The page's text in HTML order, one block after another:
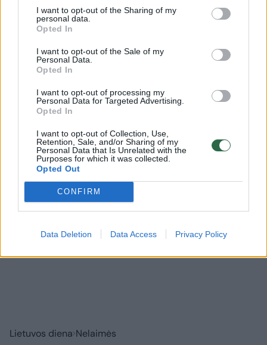
I want to opt-out of the Sharing of my
personal data.
Opted In
I want to opt-out of the Sale of my
Personal Data.
Opted In
I want to opt-out of processing my
Personal Data for Targeted Advertising.
Opted In
I want to opt-out of Collection, Use,
Retention, Sale, and/or Sharing of my
Personal Data that Is Unrelated with the
Purposes for which it was collected.
Opted Out
CONFIRM
Data Deletion Data Access Privacy Policy
Komentuoti gali tik Lrytas registruoti vartotojai.
Prisijunkite prie registruotų vartotojų
bendruomenės ir bendraukite komentaruose!
Rodyti komentarus
Lietuvos diena Nelaimės